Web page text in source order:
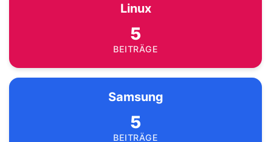
Linux
5
BEITRÄGE
Samsung
5
BEITRÄGE